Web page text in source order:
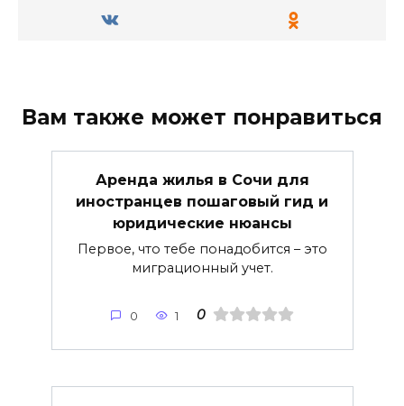
Вам также может понравиться
Аренда жилья в Сочи для
иностранцев пошаговый гид и
юридические нюансы
Первое, что тебе понадобится – это
миграционный учет.
0 1 0